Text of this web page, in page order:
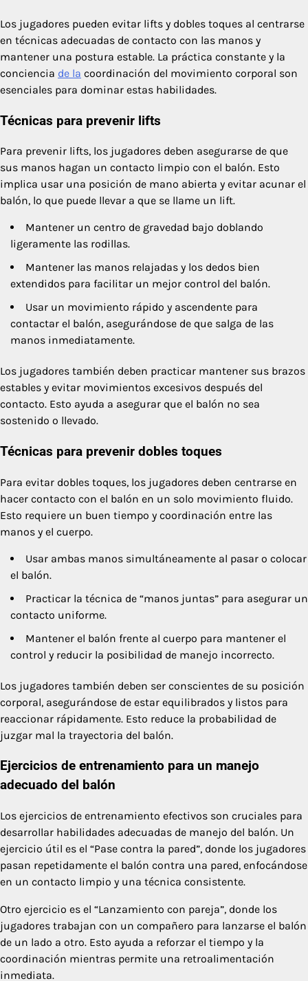
Los jugadores pueden evitar lifts y dobles toques al centrarse
en técnicas adecuadas de contacto con las manos y
mantener una postura estable. La práctica constante y la
conciencia de la coordinación del movimiento corporal son
esenciales para dominar estas habilidades.
Técnicas para prevenir lifts
Para prevenir lifts, los jugadores deben asegurarse de que
sus manos hagan un contacto limpio con el balón. Esto
implica usar una posición de mano abierta y evitar acunar el
balón, lo que puede llevar a que se llame un lift.
Mantener un centro de gravedad bajo doblando
ligeramente las rodillas.
Mantener las manos relajadas y los dedos bien
extendidos para facilitar un mejor control del balón.
Usar un movimiento rápido y ascendente para
contactar el balón, asegurándose de que salga de las
manos inmediatamente.
Los jugadores también deben practicar mantener sus brazos
estables y evitar movimientos excesivos después del
contacto. Esto ayuda a asegurar que el balón no sea
sostenido o llevado.
Técnicas para prevenir dobles toques
Para evitar dobles toques, los jugadores deben centrarse en
hacer contacto con el balón en un solo movimiento fluido.
Esto requiere un buen tiempo y coordinación entre las
manos y el cuerpo.
Usar ambas manos simultáneamente al pasar o colocar
el balón.
Practicar la técnica de “manos juntas” para asegurar un
contacto uniforme.
Mantener el balón frente al cuerpo para mantener el
control y reducir la posibilidad de manejo incorrecto.
Los jugadores también deben ser conscientes de su posición
corporal, asegurándose de estar equilibrados y listos para
reaccionar rápidamente. Esto reduce la probabilidad de
juzgar mal la trayectoria del balón.
Ejercicios de entrenamiento para un manejo
adecuado del balón
Los ejercicios de entrenamiento efectivos son cruciales para
desarrollar habilidades adecuadas de manejo del balón. Un
ejercicio útil es el “Pase contra la pared”, donde los jugadores
pasan repetidamente el balón contra una pared, enfocándose
en un contacto limpio y una técnica consistente.
Otro ejercicio es el “Lanzamiento con pareja”, donde los
jugadores trabajan con un compañero para lanzarse el balón
de un lado a otro. Esto ayuda a reforzar el tiempo y la
coordinación mientras permite una retroalimentación
inmediata.